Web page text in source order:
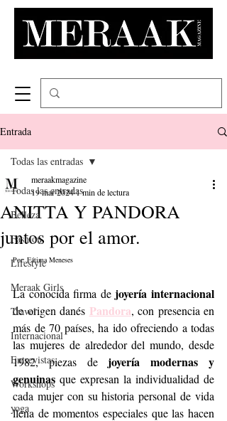
Entrada
Todas las entradas
Belleza
Fashion
Lifestyle
Meraak Girls
Travel
Internacional
Entrevistas
Workshops
yoga
Todas las entradas
ANITTA Y PANDORA
juntos por el amor.
meraakmagazine
19 mar 20241 min de lectura
Por: Fátima Meneses
La conocida firma de joyería internacional
de origen danés Pandora, con presencia en
más de 70 países, ha ido ofreciendo a todas
las mujeres de alrededor del mundo, desde
1982, piezas de joyería modernas y
genuinas que expresan la individualidad de
cada mujer con su historia personal de vida
llena de momentos especiales que las hacen